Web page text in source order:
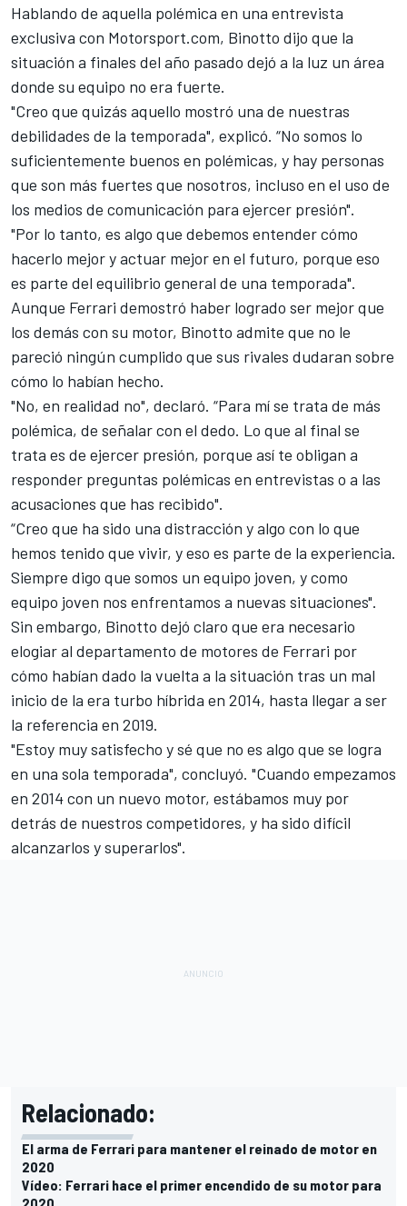
Hablando de aquella polémica en una entrevista
exclusiva con Motorsport.com, Binotto dijo que la
situación a finales del año pasado dejó a la luz un área
donde su equipo no era fuerte.
"Creo que quizás aquello mostró una de nuestras
debilidades de la temporada", explicó. “No somos lo
suficientemente buenos en polémicas, y hay personas
que son más fuertes que nosotros, incluso en el uso de
los medios de comunicación para ejercer presión".
"Por lo tanto, es algo que debemos entender cómo
hacerlo mejor y actuar mejor en el futuro, porque eso
es parte del equilibrio general de una temporada".
Aunque Ferrari demostró haber logrado ser mejorque
los demás con su motor, Binotto admite que no le
pareció ningún cumplido que sus rivales dudaran sobre
cómo lo habían hecho.
"No, en realidad no", declaró. “Para mí se trata de más
polémica, de señalar con el dedo. Lo que al final se
trata es de ejercer presión, porque así te obligan a
responder preguntas polémicas en entrevistas o a las
acusaciones que has recibido".
“Creo que ha sido una distracción y algo con lo que
hemos tenido que vivir, y eso es parte de la experiencia.
Siempre digo que somos un equipo joven, y como
equipo joven nos enfrentamos a nuevas situaciones".
Sin embargo, Binotto dejó claro que era necesario
elogiar al departamento de motores de Ferrari por
cómo habían dado la vuelta a la situación tras un mal
inicio de la era turbo híbrida en 2014, hasta llegar a ser
la referencia en 2019.
"Estoy muy satisfecho y sé que no es algo que se logra
en una sola temporada", concluyó. "Cuando empezamos
en 2014 con un nuevo motor, estábamos muy por
detrás de nuestros competidores, y ha sido difícil
alcanzarlos y superarlos".
Relacionado:
El arma de Ferrari para mantener el reinado de motor en
2020
Vídeo: Ferrari hace el primer encendido de su motor para